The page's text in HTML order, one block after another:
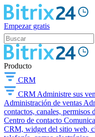
Empezar gratis
Producto
CRM
CRM Administre sus
Administración de ventas
contactos, canales, permisos
Centro de contacto
CRM, widget del sitio web,